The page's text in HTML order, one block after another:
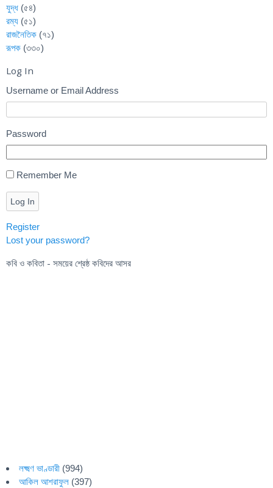
যুদ্ধ (৫৪)
রম্য (৫১)
রাজনৈতিক (৭১)
রূপক (৩৩০)
Log In
Username or Email Address
Password
Remember Me
Log In
Register
Lost your password?
কবি ও কবিতা - সময়ের শ্রেষ্ঠ কবিদের আসর
লক্ষ্মণ ভাণ্ডারী (994)
আকিল আশরাফুল (397)